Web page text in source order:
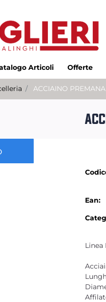
Articoli Offerte
ACCIAINO
Ean:
Linea